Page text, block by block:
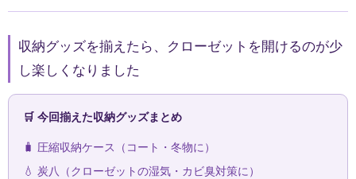
収納グッズを揃えたら、クローゼットを開けるのが少
し楽しくなりました
🛒 今回揃えた収納グッズまとめ
🧳 圧縮収納ケース（コート・冬物に）
💧 炭八（クローゼットの湿気・カビ臭対策に）